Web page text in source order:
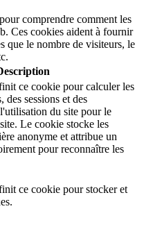
comprendre comment les
Ces cookies aident à fournir
que le nombre de visiteurs, le
ce cookie pour calculer les
des sessions et des
du site pour le
Le cookie stocke les
anonyme et attribue un
pour reconnaître les
ce cookie pour stocker et